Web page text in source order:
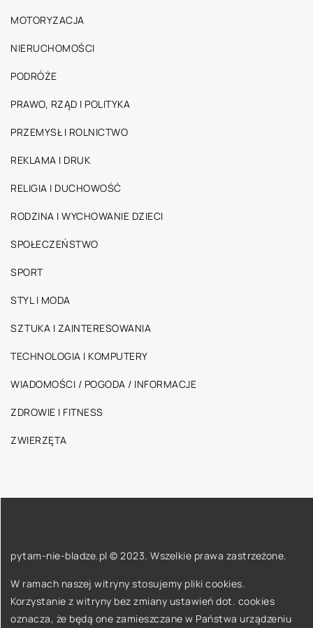
MOTORYZACJA
NIERUCHOMOŚCI
PODRÓŻE
PRAWO, RZĄD I POLITYKA
PRZEMYSŁ I ROLNICTWO
REKLAMA I DRUK
RELIGIA I DUCHOWOŚĆ
RODZINA I WYCHOWANIE DZIECI
SPOŁECZEŃSTWO
SPORT
STYL I MODA
SZTUKA I ZAINTERESOWANIA
TECHNOLOGIA I KOMPUTERY
WIADOMOŚCI / POGODA / INFORMACJE
ZDROWIE I FITNESS
ZWIERZĘTA
pytam-nie-bladze.pl © 2023. Wszelkie prawa zastrzeżone.
W ramach naszej witryny stosujemy pliki cookies.
Korzystanie z witryny bez zmiany ustawień dot. cookies
oznacza, że będą one zamieszczane w Państwa urządzeniu